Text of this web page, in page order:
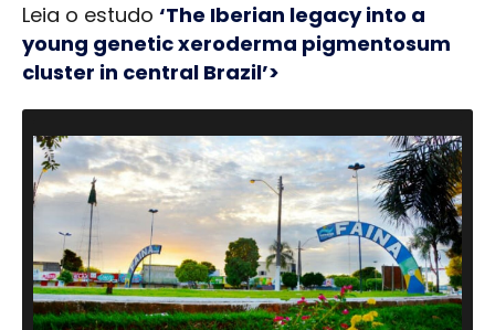
Leia o estudo ‘The Iberian legacy into a
young genetic xeroderma pigmentosum
cluster in central Brazil’>